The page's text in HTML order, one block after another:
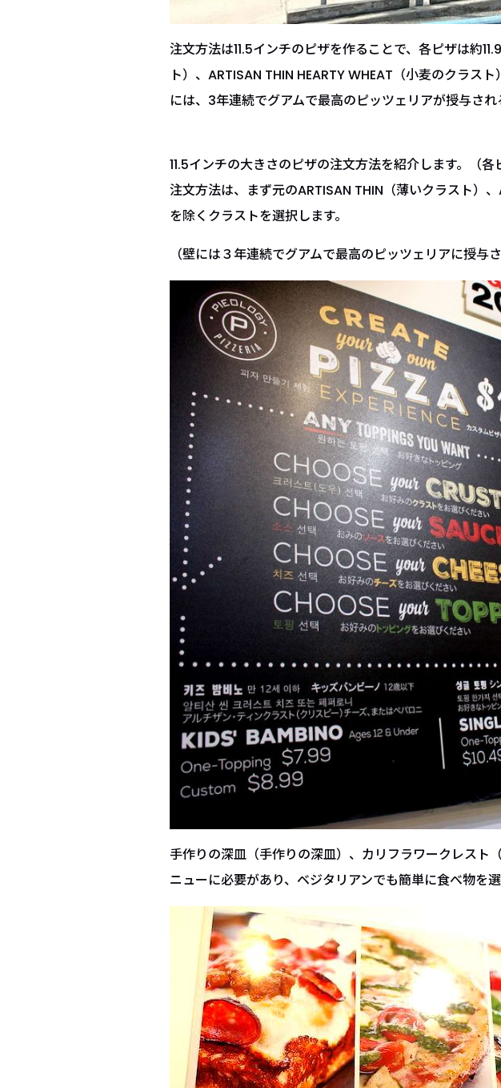
注文方法は11.5インチのピザを作ることで、各ピザは約
ト）、ARTISAN THIN HEARTY WHEAT（小麦のクラス
には、3年連続でグアムで最高のピッツェリアが授与され
11.5インチの大きさのピザの注文方法を紹介します。（各
注文方法は、まず元のARTISAN THIN（薄いクラスト）
を除くクラストを選択します。
（壁には３年連続でグアムで最高のピッツェリアに授与
手作りの深皿（手作りの深皿）、カリフラワークレスト
ニューに必要があり、ベジタリアンでも簡単に食べ物を選